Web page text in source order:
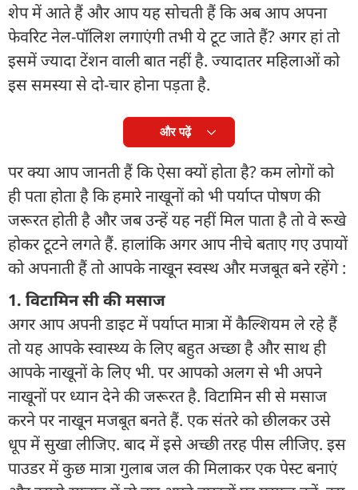
शेप में आते हैं और आप यह सोचती हैं कि अब आप अपना
फेवरिट नेल-पॉलिश लगाएंगी तभी ये टूट जाते हैं? अगर हां तो
इसमें ज्यादा टेंशन वाली बात नहीं है. ज्यादातर महिलाओं को
इस समस्या से दो-चार होना पड़ता है.
और पढ़ें
पर क्या आप जानती हैं कि ऐसा क्यों होता है? कम लोगों को
ही पता होता है कि हमारे नाखूनों को भी पर्याप्त पोषण की
जरूरत होती है और जब उन्हें यह नहीं मिल पाता है तो वे रूखे
होकर टूटने लगते हैं. हालांकि अगर आप नीचे बताए गए उपायों
को अपनाती हैं तो आपके नाखून स्वस्थ और मजबूत बने रहेंगे :
1. विटामिन सी की मसाज
अगर आप अपनी डाइट में पर्याप्त मात्रा में कैल्शियम ले रहे हैं
तो यह आपके स्वास्थ्य के लिए बहुत अच्छा है और साथ ही
आपके नाखूनों के लिए भी. पर आपको अलग से भी अपने
नाखूनों पर ध्यान देने की जरूरत है. विटामिन सी से मसाज
करने पर नाखून मजबूत बनते हैं. एक संतरे को छीलकर उसे
धूप में सुखा लीजिए. बाद में इसे अच्छी तरह पीस लीजिए. इस
पाउडर में कुछ मात्रा गुलाब जल की मिलाकर एक पेस्ट बनाएं